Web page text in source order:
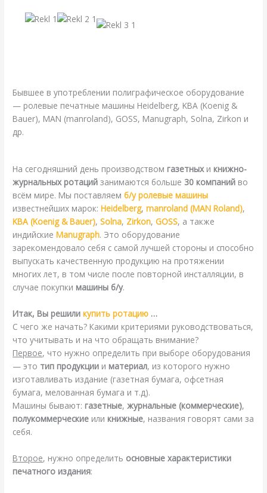
Бывшее в употреблении полиграфическое оборудование
— ролевые печатные машины Heidelberg, KBA (Koenig &
Bauer), MAN (manroland), GOSS, Manugraph, Solna, Zirkon и
др.
На сегодняшний день производством газетныхи книжно-
журнальных ротаций занимаются больше 30 компаний во
всём мире. Мы поставляемб/у ролевые машины
известнейших марок:Heidelberg,manroland (MAN Roland),
KBA (Koenig & Bauer),Solna, Zirkon,GOSS, а также
индийскиеManugraph. Это оборудование
зарекомендовало себя с самой лучшей стороны и способно
выпускать качественную продукцию на протяжении
многих лет, в том числе после повторной инсталляции, в
случае покупки машины б/у.
Итак, Вы решиликупить ротацию …
С чего же начать? Какими критериями руководствоваться,
что учитывать и на что обращать внимание?
Первое, что нужно определить при выборе оборудования
— это тип продукции и материал, из которого нужно
изготавливать издание (газетная бумага, офсетная
бумага, мелованная бумага и т.д).
Машины бывают: газетные,журнальные (коммерческие),
полукоммерческие или книжные, названия говорят сами за
себя.
Второе, нужно определить основные характеристики
печатного издания: